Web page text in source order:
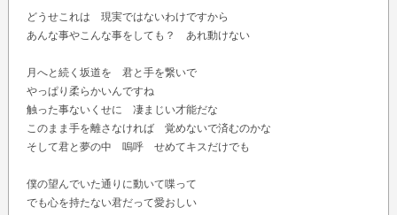
どうせこれは 現実ではないわけですから
あんな事やこんな事をしても？ あれ動けない
月へと続く坂道を 君と手を繋いで
やっぱり柔らかいんですね
触った事ないくせに 凄まじい才能だな
このまま手を離さなければ 覚めないで済むのかな
そして君と夢の中 嗚呼 せめてキスだけでも
僕の望んでいた通りに動いて喋って
でも心を持たない君だって愛おしい